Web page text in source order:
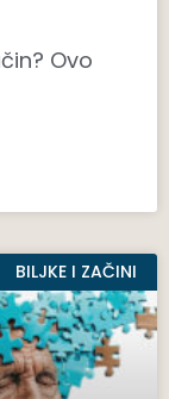
Ovo
BILJKE I ZAČINI